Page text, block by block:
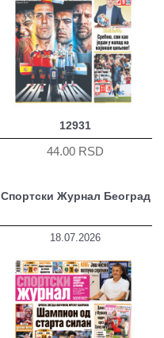
12931
44.00 RSD
Спортски Журнал Београд
18.07.2026